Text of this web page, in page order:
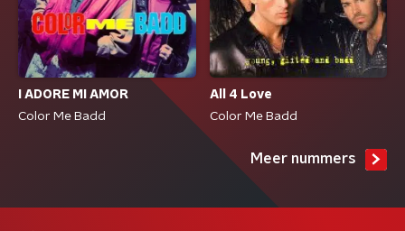
I ADORE MI AMOR
Color Me Badd
All 4 Love
Color Me Badd
Meer nummers